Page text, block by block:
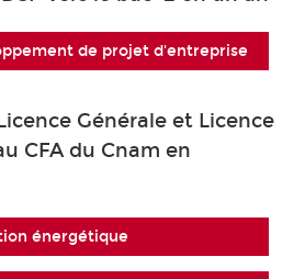
de projet d'entreprise
Générale et Licence
CFA du Cnam en
énergétique